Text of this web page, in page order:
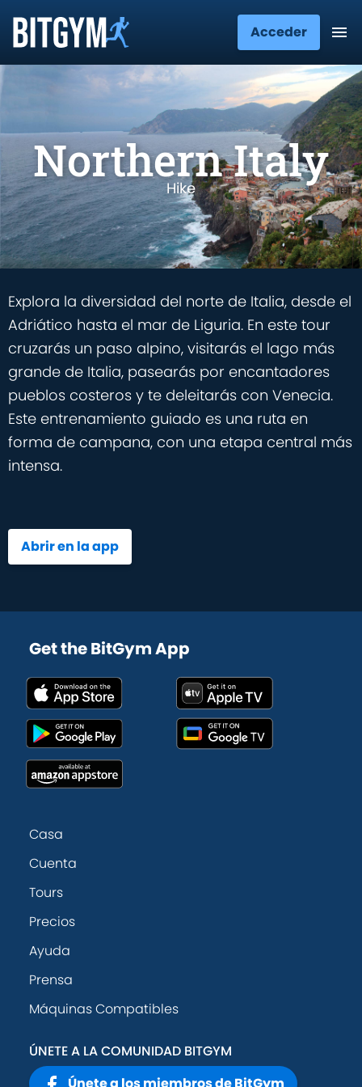
Acceder
Northern Italy
Hike
Explora la diversidad del norte de Italia, desde el
Adriático hasta el mar de Liguria. En este tour
cruzarás un paso alpino, visitarás el lago más
grande de Italia, pasearás por encantadores
pueblos costeros y te deleitarás con Venecia.
Este entrenamiento guiado es una ruta en
forma de campana, con una etapa central más
intensa.
Abrir en la app
Get the BitGym App
Casa
Cuenta
Tours
Precios
Ayuda
Prensa
Máquinas Compatibles
ÚNETE A LA COMUNIDAD BITGYM